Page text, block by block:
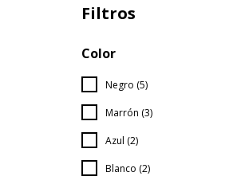
Filtros
Color
Negro (5)
Marrón (3)
Azul (2)
Blanco (2)